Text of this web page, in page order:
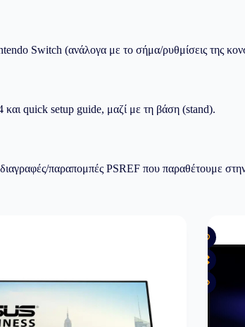
Switch (ανάλογα με το σήμα/ρυθμίσεις της
quick setup guide, μαζί με τη βάση (stand).
παραπομπές PSREF που παραθέτουμε